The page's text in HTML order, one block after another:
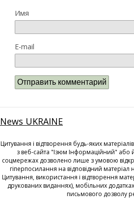
Имя
E-mail
News UKRAINE
Цитування і відтворення будь-яких
з веб-сайта "Ізюм Інформаційний" або
соцмережах дозволено лише з умовою
гіперпосилання на відповідний
Цитування, використання і відтворення
друкованих виданнях), мобільних
письмового дозволу